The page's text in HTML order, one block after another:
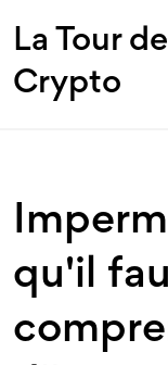
La Tour
Crypto
qu'il